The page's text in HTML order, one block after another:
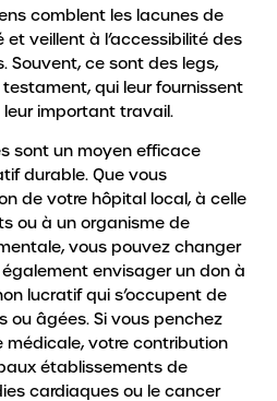
comblent les lacunes de
veillent à l’accessibilité des
Souvent, ce sont des legs,
qui leur fournissent
leur important travail.
sont un moyen efficace
durable. Que vous
de votre hôpital local, à celle
ou à un organisme de
vous pouvez changer
également envisager un don à
lucratif qui s’occupent de
ou âgées. Si vous penchez
médicale, votre contribution
établissements de
cardiaques ou le cancer